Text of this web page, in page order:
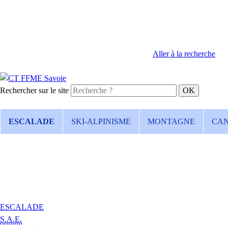
Aller à la recherche
Rechercher sur le site
ESCALADE SKI-ALPINISME MONTAGNE
ESCALADE
S.A.E.